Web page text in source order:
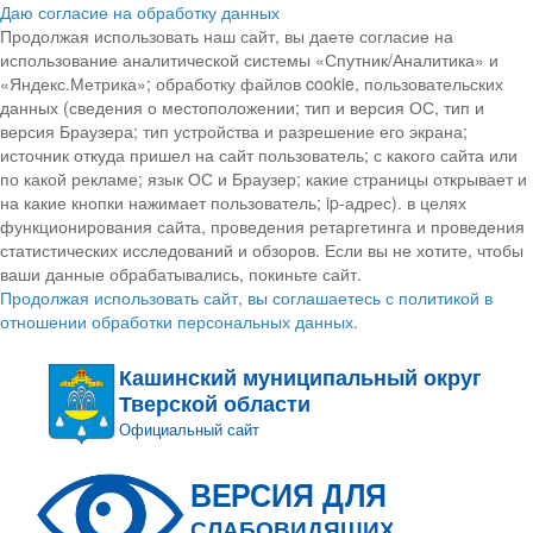
Даю согласие на обработку данных
Продолжая использовать наш сайт, вы даете согласие на
использование аналитической системы «Спутник/Аналитика» и
«Яндекс.Метрика»; обработку файлов cookie, пользовательских
данных (сведения о местоположении; тип и версия ОС, тип и
версия Браузера; тип устройства и разрешение его экрана;
источник откуда пришел на сайт пользователь; с какого сайта или
по какой рекламе; язык ОС и Браузер; какие страницы открывает и
на какие кнопки нажимает пользователь; ip-адрес). в целях
функционирования сайта, проведения ретаргетинга и проведения
статистических исследований и обзоров. Если вы не хотите, чтобы
ваши данные обрабатывались, покиньте сайт.
Продолжая использовать сайт, вы соглашаетесь с политикой в
отношении обработки персональных данных.